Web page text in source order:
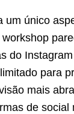
um único
do
para
mais
de social